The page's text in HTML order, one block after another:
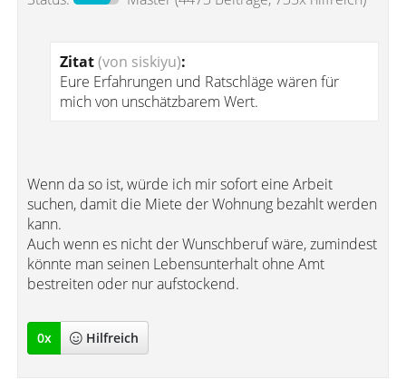
Zitat(von siskiyu):
Eure Erfahrungen und Ratschläge wären für
mich von unschätzbarem Wert.
Wenn da so ist, würde ich mir sofort eine Arbeit
suchen, damit die Miete der Wohnung bezahlt werden
kann.
Auch wenn es nicht der Wunschberuf wäre, zumindest
könnte man seinen Lebensunterhalt ohne Amt
bestreiten oder nur aufstockend.
0x Hilfreich